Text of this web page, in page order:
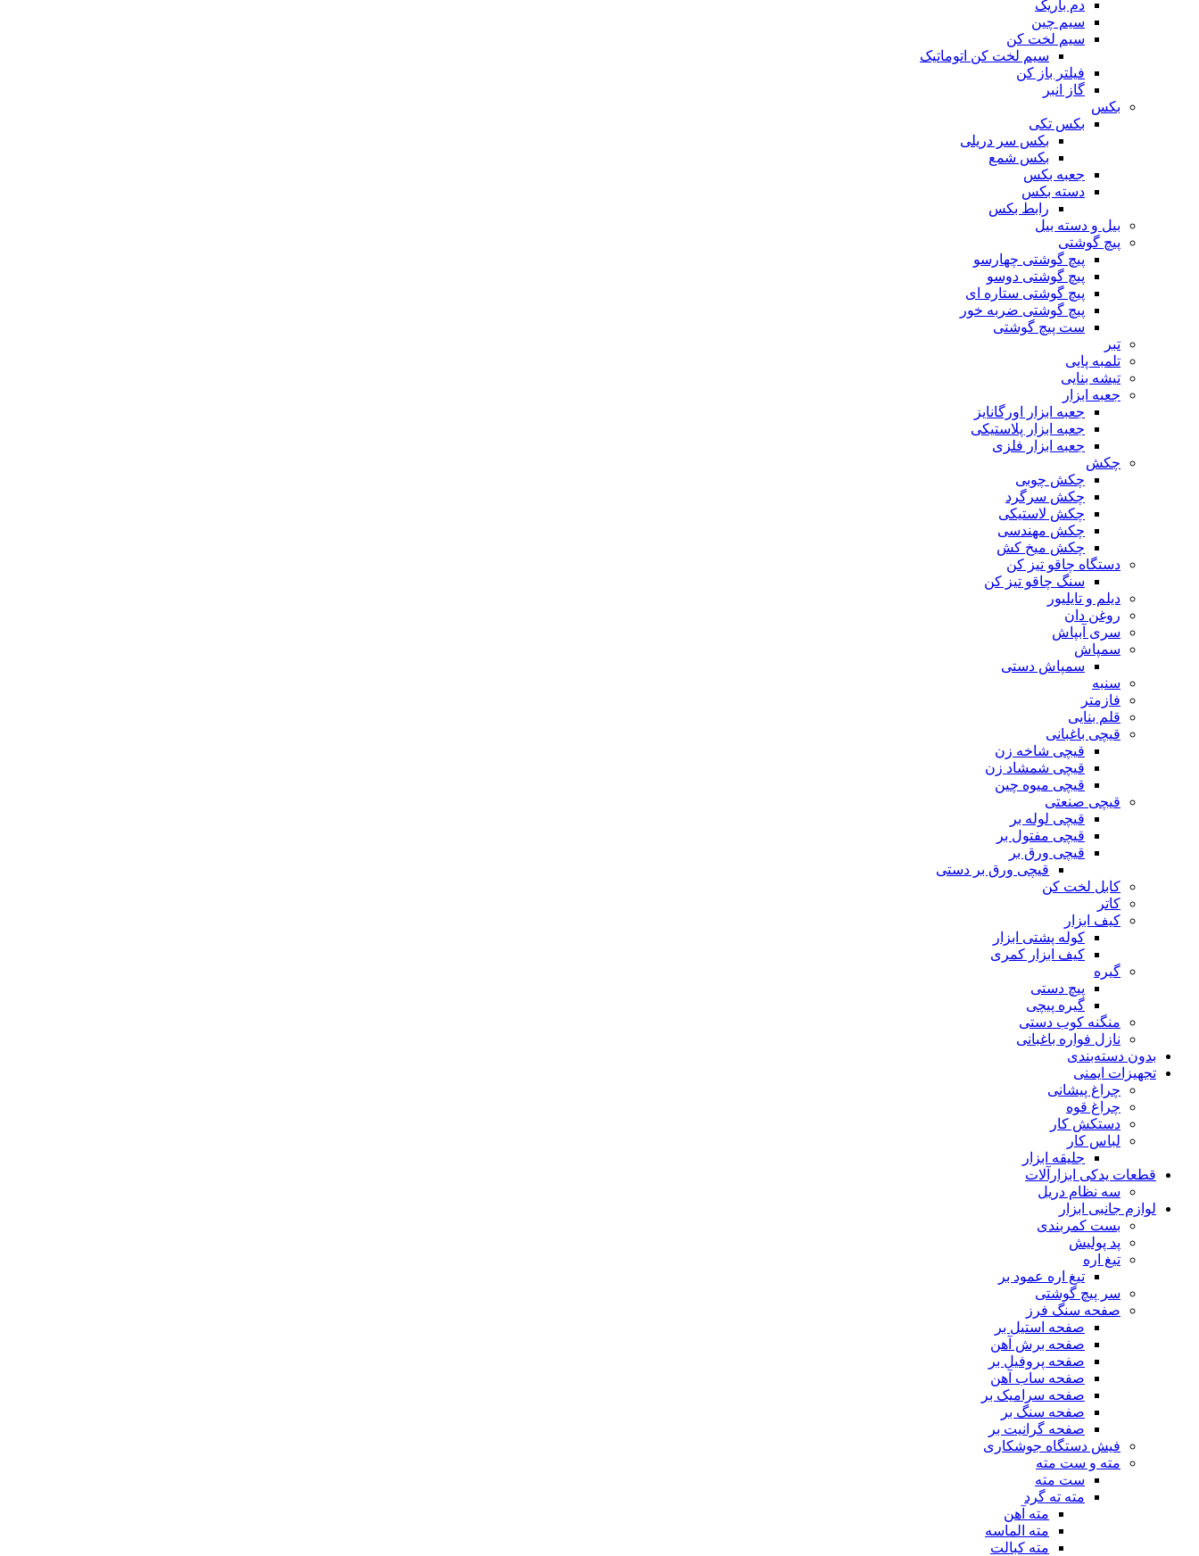
دم باریک
سیم چین
سیم لخت کن
سیم لخت کن اتوماتیک
فیلتر باز کن
گاز انبر
بکس
بکس تکی
بکس سر دریلی
بکس شمع
جعبه بکس
دسته بکس
رابط بکس
بیل و دسته بیل
پیچ گوشتی
پیچ گوشتی چهارسو
پیچ گوشتی دوسو
پیچ گوشتی ستاره‌ ای
پیچ گوشتی ضربه خور
ست پیچ گوشتی
تبر
تلمبه پایی
تیشه بنایی
جعبه ابزار
جعبه ابزار اورگانایز
جعبه ابزار پلاستیکی
جعبه ابزار فلزی
چکش
چکش چوبی
چکش سرگرد
چکش لاستیکی
چکش مهندسی
چکش میخ کش
دستگاه چاقو تیز کن
سنگ چاقو تیز کن
دیلم و تایلیور
روغن دان
سری آبپاش
سمپاش
سمپاش دستی
سنبه
فازمتر
قلم بنایی
قیچی باغبانی
قیچی شاخه زن
قیچی شمشاد زن
قیچی میوه چین
قیچی صنعتی
قیچی لوله بر
قیچی مفتول بر
قیچی ورق بر
قیچی ورق بر دستی
کابل لخت کن
کاتر
کیف ابزار
کوله پشتی ابزار
کیف ابزار کمری
گیره
پیچ دستی
گیره پیچی
منگنه کوب دستی
نازل فواره باغبانی
بدون دسته‌بندی
تجهیزات ایمنی
چراغ پیشانی
چراغ قوه
دستکش کار
لباس کار
جلیقه ابزار
قطعات یدکی ابزارآلات
سه نظام دریل
لوازم جانبی ابزار
بست کمربندی
پد پولیش
تیغ اره
تیغ اره عمود بر
سر پیچ گوشتی
صفحه سنگ فرز
صفحه استیل بر
صفحه برش آهن
صفحه پروفیل بر
صفحه ساب آهن
صفحه سرامیک بر
صفحه سنگ بر
صفحه گرانیت بر
فیش دستگاه جوشکاری
مته و ست مته
ست مته
مته ته گرد
مته آهن
مته الماسه
مته کبالت